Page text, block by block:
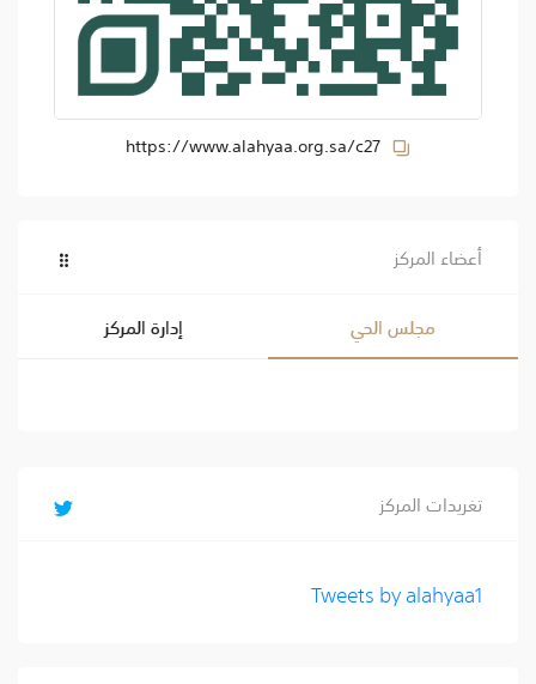
https://www.alahyaa.org.sa/c27
أعضاء المركز
مجلس الحي
إدارة المركز
تغريدات المركز
Tweets by alahyaa1